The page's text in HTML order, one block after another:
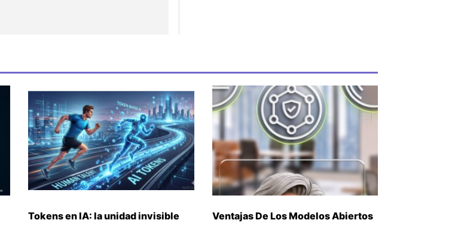
Tokens en IA: la unidad invisible
Ventajas De Los Modelos Abiertos